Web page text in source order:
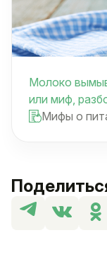
Молоко
или миф,
Мифы о